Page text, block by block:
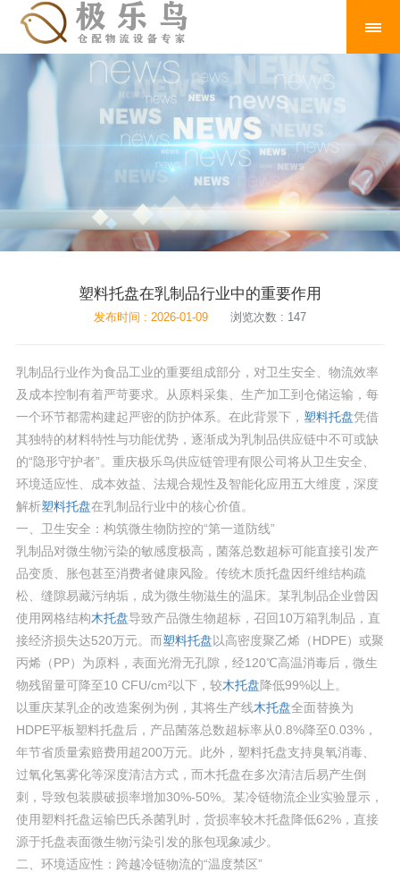
塑料托盘在乳制品行业中的重要作用
发布时间 : 2026-01-09 浏览次数 : 147
乳制品行业作为食品工业的重要组成部分，对卫生安全、物流效率
及成本控制有着严苛要求。从原料采集、生产加工到仓储运输，每
一个环节都需构建起严密的防护体系。在此背景下， 塑料托盘凭借
其独特的材料特性与功能优势，逐渐成为乳制品供应链中不可或缺
的“隐形守护者”。重庆极乐鸟供应链管理有限公司将从卫生安全、
环境适应性、成本效益、法规合规性及智能化应用五大维度，深度
解析塑料托盘在乳制品行业中的核心价值。
一、卫生安全：构筑微生物防控的“第一道防线”
乳制品对微生物污染的敏感度极高，菌落总数超标可能直接引发产
品变质、胀包甚至消费者健康风险。传统木质托盘因纤维结构疏
松、缝隙易藏污纳垢，成为微生物滋生的温床。某乳制品企业曾因
使用网格结构木托盘导致产品微生物超标，召回10万箱乳制品，直
接经济损失达520万元。而塑料托盘 以高密度聚乙烯（HDPE）或聚
丙烯（PP）为原料，表面光滑无孔隙，经120℃高温消毒后，微生
物残留量可降至10 CFU/cm²以下，较木托盘降低99%以上。
以重庆某乳企的改造案例为例，其将生产线木托盘全面替换为
HDPE平板塑料托盘后，产品菌落总数超标率从0.8%降至0.03%，
年节省质量索赔费用超200万元。此外，塑料托盘支持臭氧消毒、
过氧化氢雾化等深度清洁方式，而木托盘在多次清洁后易产生倒
刺，导致包装膜破损率增加30%-50%。某冷链物流企业实验显示，
使用塑料托盘运输巴氏杀菌乳时，货损率较木托盘降低62%，直接
源于托盘表面微生物污染引发的胀包现象减少。
二、环境适应性：跨越冷链物流的“温度禁区”